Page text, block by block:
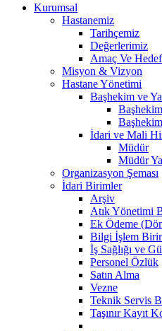
Kurumsal
Hastanemiz
Tarihçemiz
Değerlerimiz
Amaç Ve
Misyon & Vizyon
Hastane Yönetimi
Başhekim ve
Başhekim
Başhekim
İdari ve Mali
Müdür
Müdür
Organizasyon Şeması
İdari Birimler
Arşiv
Atık Yönetimi
Ek Ödeme
Bilgi İşlem
İş Sağlığı ve
Personel Özlük
Satın Alma
Vezne
Teknik Servis
Taşınır Kayıt